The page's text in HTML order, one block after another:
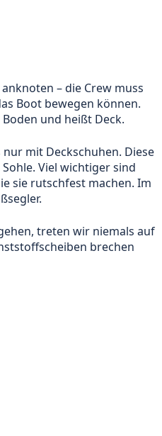
– die Crew muss
Boot bewegen können.
und heißt Deck.
mit Deckschuhen. Diese
Viel wichtiger sind
sie rutschfest machen. Im
treten wir niemals auf
brechen